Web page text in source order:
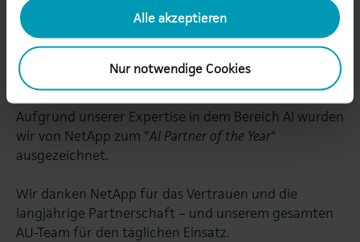
Alle akzeptieren
Nur notwendige Cookies
AU ist NetApp AI Partner of the Year!
Aufgrund unserer Expertise in dem Bereich AI wurden
wir von NetApp zum "AI Partner of the Year"
ausgezeichnet.
Wir danken NetApp für das Vertrauen und die
langjährige Partnerschaft – und unserem gesamten
AU-Team für den täglichen Einsatz.